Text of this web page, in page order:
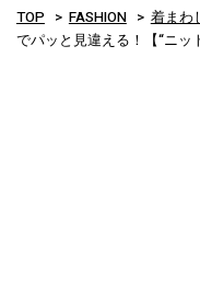
TOP FASHION 着まわ
でパッと見違える！【“ニッ